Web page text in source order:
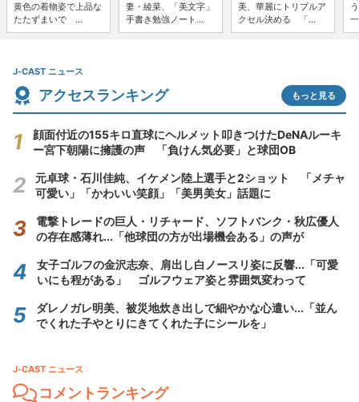
黄色の着物姿で上品な
たたずまいで ...
妻・綾菜、「美文字」
手書き勉強ノート...
美、華麗にトリプルア
クセル決める 「...
J-CAST ニュース
アクセスランキング もっと見る
顔面付近の155キロ直球にヘルメット叩きつけたDeNAルーキ
ー宮下朝陽に擁護の声 「負けん気必要」と球団OB
元卓球・石川佳純、イケメン陸上選手と2ショット 「メチャ
可愛い」「かわいい笑顔」「美男美女」話題に
電撃トレードの巨人・リチャード、ソフトバンク・秋広優人
の存在感薄れ...「他球団の方が出場機会ある」の声が
女子ゴルフの金沢志奈、肩出し白ノースリ姿に反響...「可愛
いにも程がある」 ゴルフウェア姿と雰囲気変わって
ダレノガレ明美、被災地炊き出しで細やかな心遣い...「並ん
でくれた子やとりにきてくれた子にシールを」
J-CAST ニュース
コメントランキング